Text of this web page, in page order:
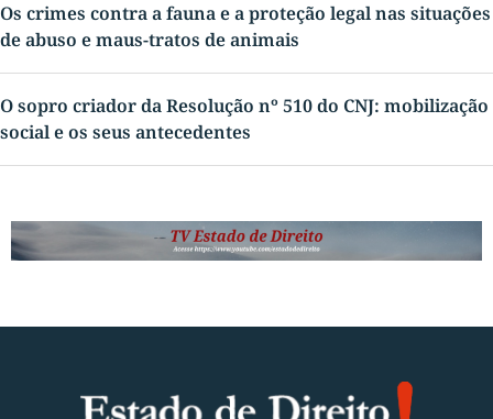
Os crimes contra a fauna e a proteção legal nas situações
de abuso e maus-tratos de animais
O sopro criador da Resolução nº 510 do CNJ: mobilização
social e os seus antecedentes